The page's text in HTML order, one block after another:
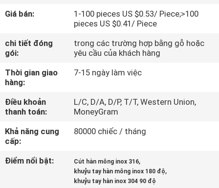
CHÚNG
TÔI
THAM
QUAN
NHÀ
MÁY
Giá bán:
1-100 pieces US $0.53/ Piece;>100
pieces US $0.41/ Piece
chi tiết đóng
gói:
trong các trường hợp bằng gỗ hoặc
yêu cầu của khách hàng
Thời gian giao
hàng:
7-15 ngày làm việc
Điều khoản
thanh toán:
L/C, D/A, D/P, T/T, Western Union,
MoneyGram
Khả năng cung
cấp:
80000 chiếc / tháng
Điểm nổi bật: Cút hàn mông inox 316,
khuỷu tay hàn mông inox 180 độ,
khuỷu tay hàn inox 304 90 độ